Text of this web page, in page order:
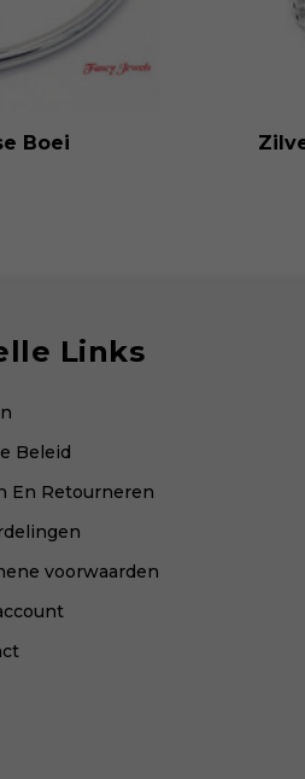
Boei
Links
Beleid
En Retourneren
voorwaarden